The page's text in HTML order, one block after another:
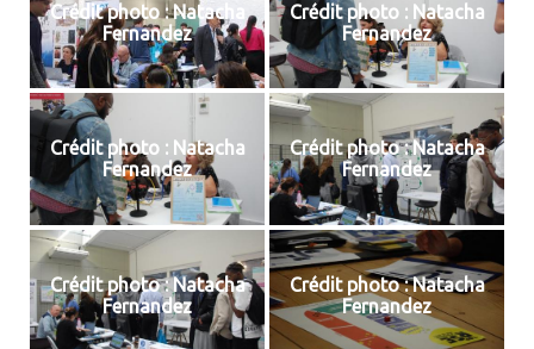
Crédit photo : Natacha
Fernandez
Crédit photo : Natacha
Fernandez
Crédit photo : Natacha
Fernandez
Crédit photo : Natacha
Fernandez
Crédit photo : Natacha
Fernandez
Crédit photo : Natacha
Fernandez